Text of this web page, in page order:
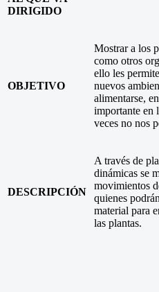
DIRIGIDO
OBJETIVO
Mostrar a los
como otros
ello les
nuevos
alimentarse,
importante en
veces no nos
DESCRIPCIÓN
A través de
dinámicas se
movimientos
quienes
material para
las plantas.